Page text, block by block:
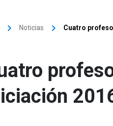
keyboard_arrow_right Noticias keyboard_arrow_right Cuatro